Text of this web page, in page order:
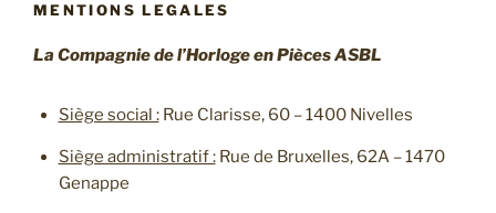
MENTIONS LEGALES
La Compagnie de l’Horloge en Pièces ASBL
Siège social :Rue Clarisse, 60 – 1400 Nivelles
Siège administratif :Rue de Bruxelles, 62A – 1470
Genappe